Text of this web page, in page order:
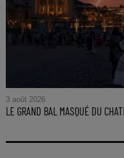
3 août 2026
LE GRAND BAL MASQUÉ DU